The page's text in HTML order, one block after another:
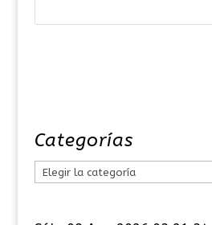
Categorías